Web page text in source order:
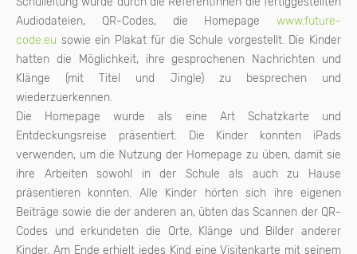
Audiodateien, QR-Codes, die Homepage www.future-
code.eu sowie ein Plakat für die Schule vorgestellt. Die Kinder
hatten die Möglichkeit, ihre gesprochenen Nachrichten und
Klänge (mit Titel und Jingle) zu besprechen und
wiederzuerkennen.
Die Homepage wurde als eine Art Schatzkarte und
Entdeckungsreise präsentiert. Die Kinder konnten iPads
verwenden, um die Nutzung der Homepage zu üben, damit sie
ihre Arbeiten sowohl in der Schule als auch zu Hause
präsentieren konnten. Alle Kinder hörten sich ihre eigenen
Beiträge sowie die der anderen an, übten das Scannen der QR-
Codes und erkundeten die Orte, Klänge und Bilder anderer
Kinder. Am Ende erhielt jedes Kind eine Visitenkarte mit seinem